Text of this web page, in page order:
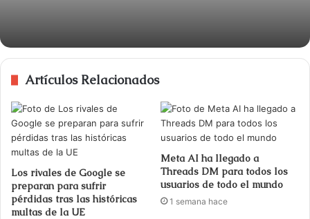
Artículos Relacionados
Los rivales de Google se
preparan para sufrir
pérdidas tras las históricas
multas de la UE
Meta AI ha llegado a
Threads DM para todos los
usuarios de todo el mundo
1 semana hace